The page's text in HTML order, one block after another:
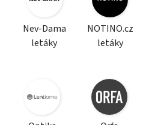
Nev-Dama
letáky
NOTINO.cz
letáky